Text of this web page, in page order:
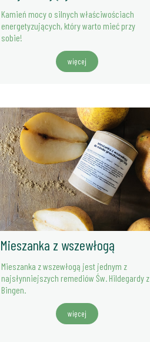
Kamień mocy o silnych właściwościach
energetyzujących, który warto mieć przy
sobie!
więcej
Mieszanka z wszewłogą
Mieszanka z wszewłogą jest jednym z
najsłynniejszych remediów Św. Hildegardy z
Bingen.
więcej